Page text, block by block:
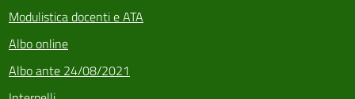
Modulistica docenti e ATA
Albo online
Albo ante 24/08/2021